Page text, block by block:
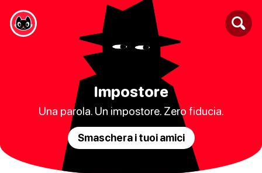
Impostore
Una parola. Un impostore. Zero fiducia.
Smaschera i tuoi amici